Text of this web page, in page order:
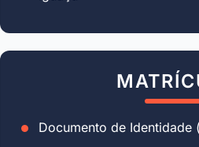
Documento de Identidade